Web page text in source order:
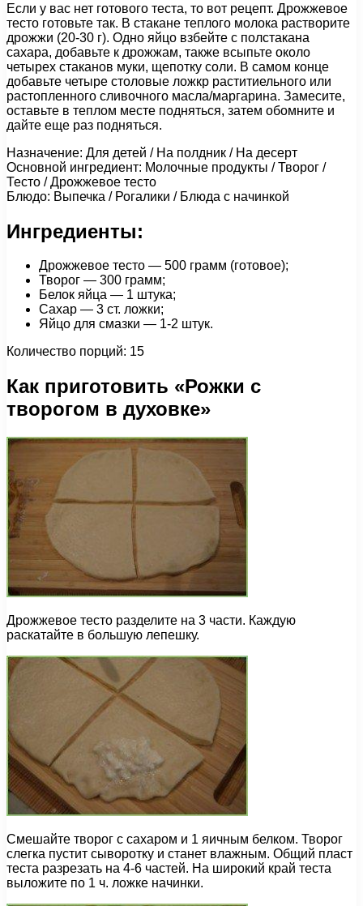
Если у вас нет готового теста, то вот рецепт. Дрожжевое
тесто готовьте так. В стакане теплого молока растворите
дрожжи (20-30 г). Одно яйцо взбейте с полстакана
сахара, добавьте к дрожжам, также всыпьте около
четырех стаканов муки, щепотку соли. В самом конце
добавьте четыре столовые ложкр раститиельного или
растопленного сливочного масла/маргарина. Замесите,
оставьте в теплом месте подняться, затем обомните и
дайте еще раз подняться.
Назначение: Для детей / На полдник / На десерт
Основной ингредиент: Молочные продукты / Творог /
Тесто / Дрожжевое тесто
Блюдо: Выпечка / Рогалики / Блюда с начинкой
Ингредиенты:
Дрожжевое тесто — 500 грамм (готовое);
Творог — 300 грамм;
Белок яйца — 1 штука;
Сахар — 3 ст. ложки;
Яйцо для смазки — 1-2 штук.
Количество порций: 15
Как приготовить «Рожки с
творогом в духовке»
Дрожжевое тесто разделите на 3 части. Каждую
раскатайте в большую лепешку.
Смешайте творог с сахаром и 1 яичным белком. Творог
слегка пустит сыворотку и станет влажным. Общий пласт
теста разрезать на 4-6 частей. На широкий край теста
выложите по 1 ч. ложке начинки.